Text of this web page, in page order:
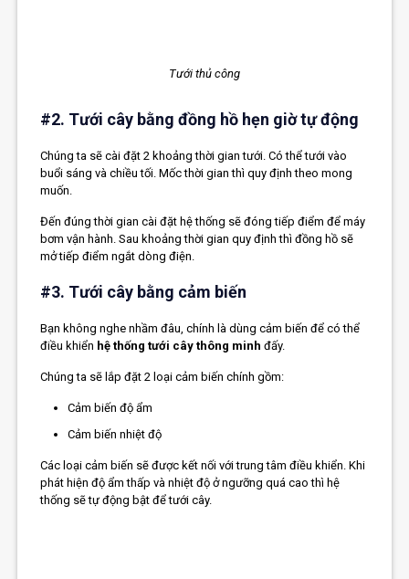
Tưới thủ công
#2. Tưới cây bằng đồng hồ hẹn giờ tự động
Chúng ta sẽ cài đặt 2 khoảng thời gian tưới. Có thể tưới vào
buổi sáng và chiều tối. Mốc thời gian thì quy định theo mong
muốn.
Đến đúng thời gian cài đặt hệ thống sẽ đóng tiếp điểm để máy
bơm vận hành. Sau khoảng thời gian quy định thì đồng hồ sẽ
mở tiếp điểm ngắt dòng điện.
#3. Tưới cây bằng cảm biến
Bạn không nghe nhầm đâu, chính là dùng cảm biến để có thể
điều khiển hệ thống tưới cây thông minh đấy.
Chúng ta sẽ lắp đặt 2 loại cảm biến chính gồm:
Cảm biến độ ẩm
Cảm biến nhiệt độ
Các loại cảm biến sẽ được kết nối với trung tâm điều khiển. Khi
phát hiện độ ẩm thấp và nhiệt độ ở ngưỡng quá cao thì hệ
thống sẽ tự động bật để tưới cây.